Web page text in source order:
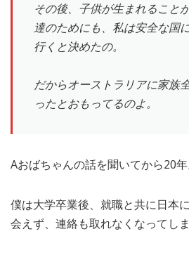
その後、子供が生まれること
達のためにも、私は安全な国
行くと決めたの。
だからオーストラリアに家族
ったとおもってるのよ。
Aおばちゃんの話を聞いてから20年
僕は大学卒業後、就職と共に日本
会えず、連絡も取れなくなってしま